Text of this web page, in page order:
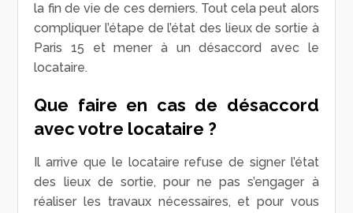
la fin de vie de ces derniers. Tout cela peut alors
compliquer l’étape de l’état des lieux de sortie à
Paris 15 et mener à un désaccord avec le
locataire.
Que faire en cas de désaccord
avec votre locataire ?
Il arrive que le locataire refuse de signer l’état
des lieux de sortie, pour ne pas s’engager à
réaliser les travaux nécessaires, et pour vous